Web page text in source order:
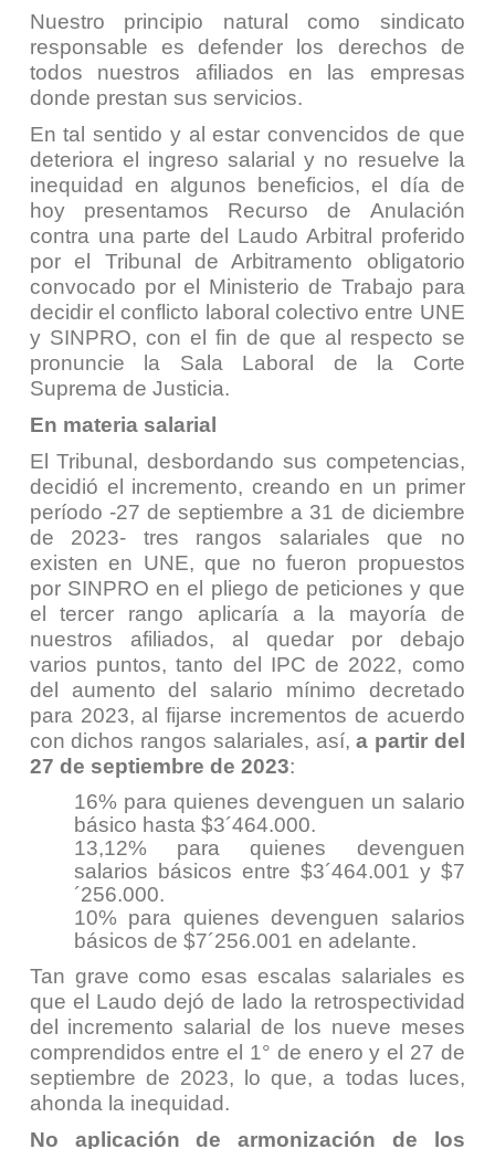
Nuestro principio natural como sindicato
responsable es defender los derechos de
todos nuestros afiliados en las empresas
donde prestan sus servicios.
En tal sentido y al estar convencidos de que
deteriora el ingreso salarial y no resuelve la
inequidad en algunos beneficios, el día de
hoy presentamos Recurso de Anulación
contra una parte del Laudo Arbitral proferido
por el Tribunal de Arbitramento obligatorio
convocado por el Ministerio de Trabajo para
decidir el conflicto laboral colectivo entre UNE
y SINPRO, con el fin de que al respecto se
pronuncie la Sala Laboral de la Corte
Suprema de Justicia.
En materia salarial
El Tribunal, desbordando sus competencias,
decidió el incremento, creando en un primer
período -27 de septiembre a 31 de diciembre
de 2023- tres rangos salariales que no
existen en UNE, que no fueron propuestos
por SINPRO en el pliego de peticiones y que
el tercer rango aplicaría a la mayoría de
nuestros afiliados, al quedar por debajo
varios puntos, tanto del IPC de 2022, como
del aumento del salario mínimo decretado
para 2023, al fijarse incrementos de acuerdo
con dichos rangos salariales, así, a partir del
27 de septiembre de 2023:
16% para quienes devenguen un salario
básico hasta $3´464.000.
13,12% para quienes devenguen
salarios básicos entre $3´464.001 y $7
´256.000.
10% para quienes devenguen salarios
básicos de $7´256.001 en adelante.
Tan grave como esas escalas salariales es
que el Laudo dejó de lado la retrospectividad
del incremento salarial de los nueve meses
comprendidos entre el 1° de enero y el 27 de
septiembre de 2023, lo que, a todas luces,
ahonda la inequidad.
No aplicación de armonización de los